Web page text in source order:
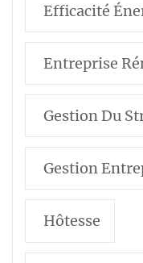
Efficacité
Entreprise
Gestion Du
Gestion
Hôtesse